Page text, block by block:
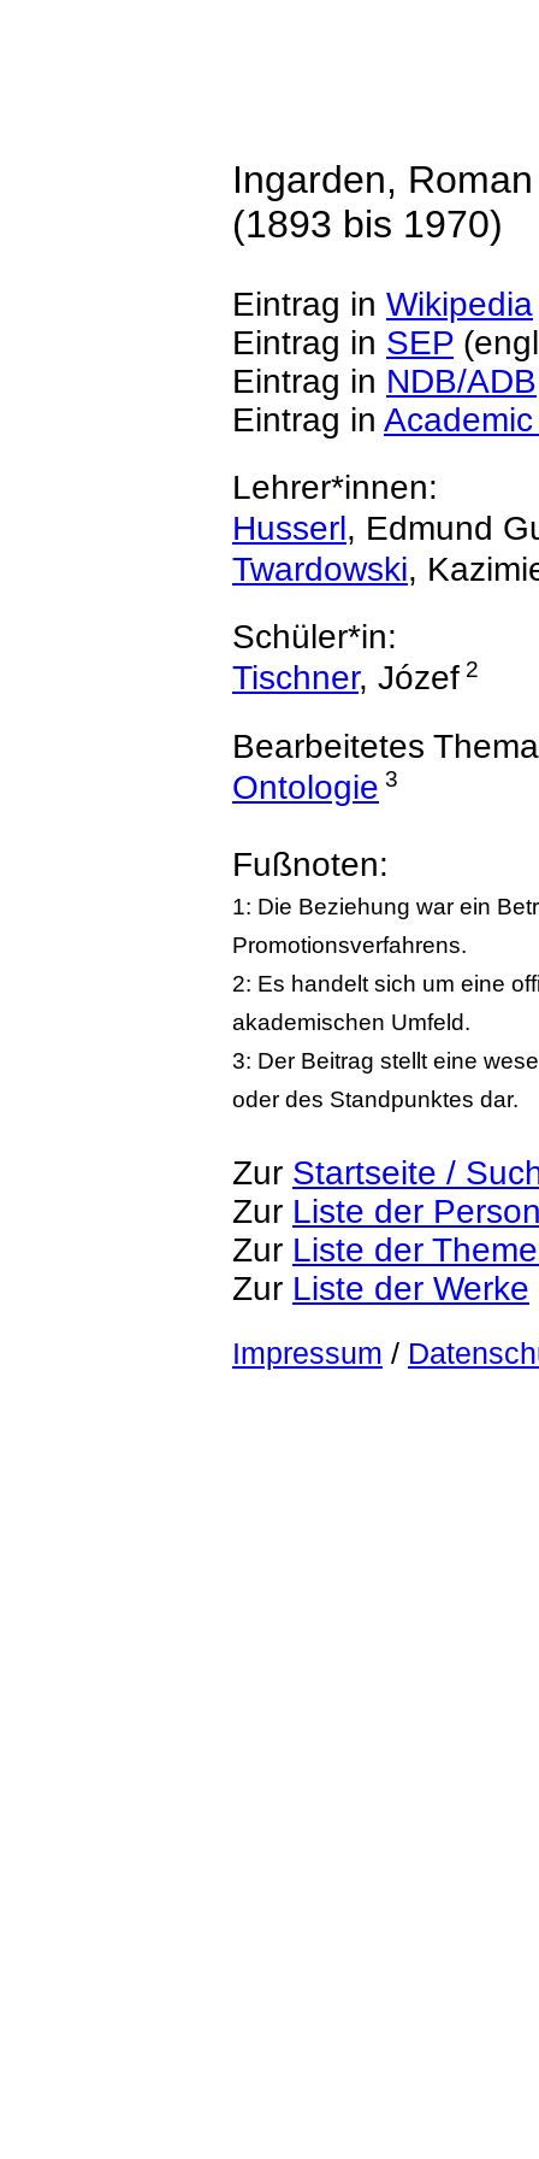
Ingarden, Roman
(1893 bis 1970)
Eintrag in Wikipedia
Eintrag in SEP
Eintrag in NDB/ADB
Eintrag in
Lehrer*innen:
Husserl, Edmund
Twardowski,
Schüler*in:
Tischner, Józef 2
Bearbeitetes
Ontologie 3
Fußnoten:
1: Die Beziehung war ein
Promotionsverfahrens.
2: Es handelt sich um eine
akademischen Umfeld.
3: Der Beitrag stellt eine
oder des Standpunktes dar.
Zur Startseite /
Zur Liste der
Zur Liste der
Zur Liste der Werke
Impressum /